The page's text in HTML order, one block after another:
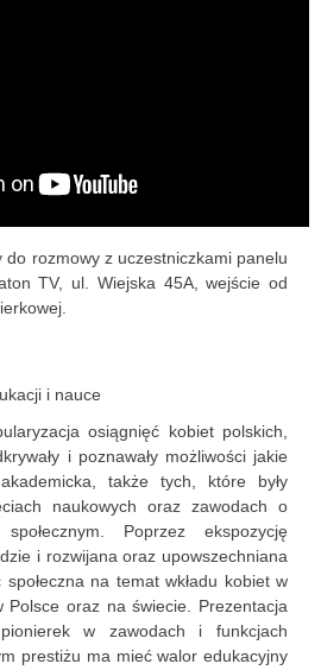
do rozmowy z uczestniczkami panelu
TV, ul. Wiejska 45A, wejście od
i nauce
osiągnięć kobiet polskich,
i poznawały możliwości jakie
także tych, które były
naukowych oraz zawodach o
Poprzez ekspozycję
i rozwijana oraz upowszechniana
na temat wkładu kobiet w
Polsce oraz na świecie. Prezentacja
w zawodach i funkcjach
prestiżu ma mieć walor edukacyjny